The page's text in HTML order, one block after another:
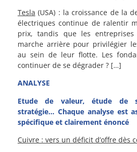
Tesla (USA) : la croissance de la
électriques continue de ralentir
prix, tandis que les
marche arrière pour privilégier
au sein de leur flotte. Les
continuer de se dégrader ? […]
ANALYSE
Etude de valeur, étude de
stratégie… Chaque analyse est
spécifique et clairement énoncé
Cuivre : vers un déficit d’offre dès